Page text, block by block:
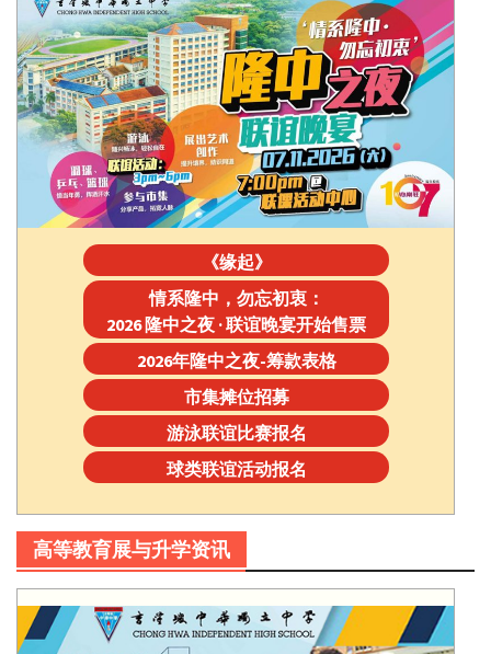
《缘起》
情系隆中，勿忘初衷：
2026 隆中之夜 · 联谊晚宴开始售票
2026年隆中之夜-筹款表格
市集摊位招募
游泳联谊比赛报名
球类联谊活动报名
高等教育展与升学资讯